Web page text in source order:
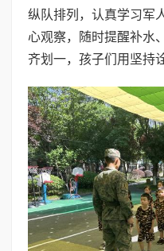
纵队排列，认真学习军
心观察，随时提醒补水
齐划一，孩子们用坚持